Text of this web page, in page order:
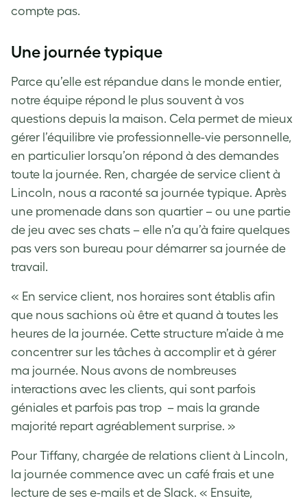
compte pas.
Une journée typique
Parce qu’elle est répandue dans le monde entier,
notre équipe répond le plus souvent à vos
questions depuis la maison. Cela permet de mieux
gérer l’équilibre vie professionnelle-vie personnelle,
en particulier lorsqu’on répond à des demandes
toute la journée. Ren, chargée de service client à
Lincoln, nous a raconté sa journée typique. Après
une promenade dans son quartier – ou une partie
de jeu avec ses chats – elle n’a qu’à faire quelques
pas vers son bureau pour démarrer sa journée de
travail.
« En service client, nos horaires sont établis afin
que nous sachions où être et quand à toutes les
heures de la journée. Cette structure m’aide à me
concentrer sur les tâches à accomplir et à gérer
ma journée. Nous avons de nombreuses
interactions avec les clients, qui sont parfois
géniales et parfois pas trop – mais la grande
majorité repart agréablement surprise. »
Pour Tiffany, chargée de relations client à Lincoln,
la journée commence avec un café frais et une
lecture de ses e-mails et de Slack. « Ensuite,